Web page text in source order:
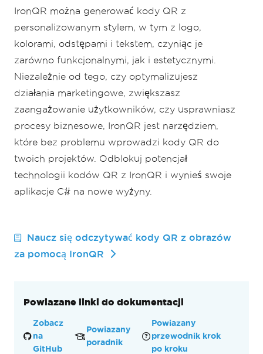
IronQR można generować kody QR z
personalizowanym stylem, w tym z logo,
kolorami, odstępami i tekstem, czyniąc je
zarówno funkcjonalnymi, jak i estetycznymi.
Niezależnie od tego, czy optymalizujesz
działania marketingowe, zwiększasz
zaangażowanie użytkowników, czy usprawniasz
procesy biznesowe, IronQR jest narzędziem,
które bez problemu wprowadzi kody QR do
twoich projektów. Odblokuj potencjał
technologii kodów QR z IronQR i wynieś swoje
aplikacje C# na nowe wyżyny.
Naucz się odczytywać kody QR z obrazów
za pomocą IronQR
Powiazane linki do dokumentacji
Zobacz
na
GitHub
Powiazany
poradnik
Powiazany
przewodnik krok
po kroku